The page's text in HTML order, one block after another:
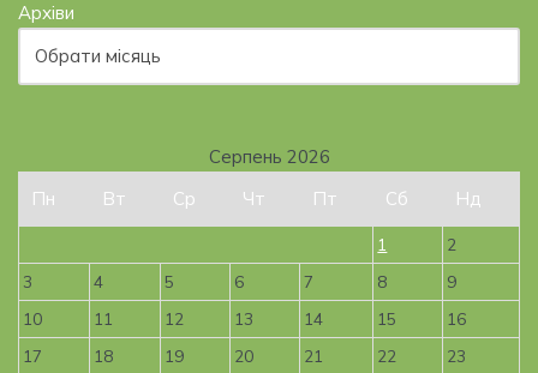
Архіви
Серпень 2026
Пн
Вт Ср Чт Пт Сб Нд
1
2
3
4 5 6 7 8
9
10
11 12 13 14 15
16
17
18 19 20 21 22 23